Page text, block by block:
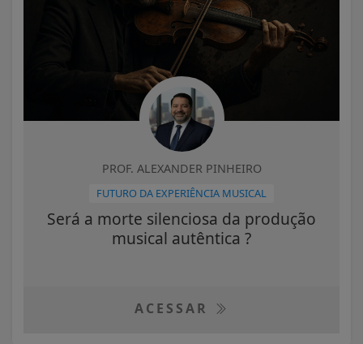
PROF. ALEXANDER PINHEIRO
FUTURO DA EXPERIÊNCIA MUSICAL
Será a morte silenciosa da produção
musical autêntica ?
ACESSAR